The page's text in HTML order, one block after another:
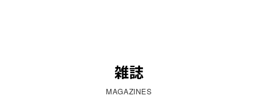
雑誌
MAGAZINES